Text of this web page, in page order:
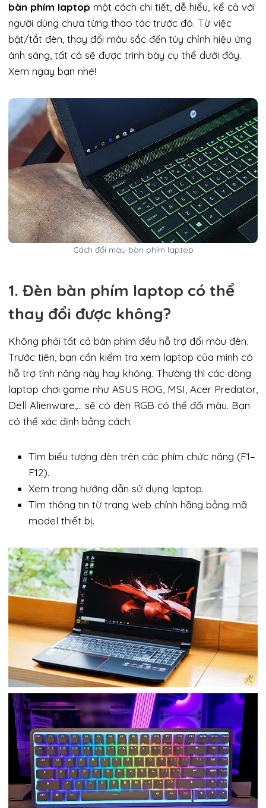
bàn phím laptop một cách chi tiết, dễ hiểu, kể cả với
người dùng chưa từng thao tác trước đó. Từ việc
bật/tắt đèn, thay đổi màu sắc đến tùy chỉnh hiệu ứng
ánh sáng, tất cả sẽ được trình bày cụ thể dưới đây.
Xem ngay bạn nhé!
Cách đổi màu bàn phím laptop
1. Đèn bàn phím laptop có thể
thay đổi được không?
Không phải tất cả bàn phím đều hỗ trợ đổi màu đèn.
Trước tiên, bạn cần kiểm tra xem laptop của mình có
hỗ trợ tính năng này hay không. Thường thì các dòng
laptop chơi game như ASUS ROG, MSI, Acer Predator,
Dell Alienware,… sẽ có đèn RGB có thể đổi màu. Bạn
có thể xác định bằng cách:
Tìm biểu tượng đèn trên các phím chức năng (F1–
F12).
Xem trong hướng dẫn sử dụng laptop.
Tìm thông tin từ trang web chính hãng bằng mã
model thiết bị.